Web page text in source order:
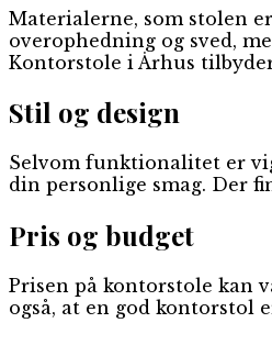
Materialerne, som stolen
overophedning og sved,
Kontorstole i Århus
Stil og design
Selvom funktionalitet er
din personlige smag. Der
Pris og budget
Prisen på kontorstole kan
også, at en god kontorstol